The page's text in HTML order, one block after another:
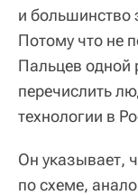
и большинство
Потому что не
Пальцев одной
перечислить
технологии в
Он указывает,
по схеме,